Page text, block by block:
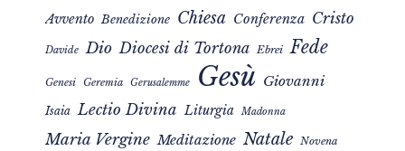
Avvento Benedizione Chiesa Conferenza Cristo
Davide Dio Diocesi di Tortona Ebrei Fede
Genesi Geremia Gerusalemme Gesù Giovanni
Isaia Lectio Divina Liturgia Madonna
Maria Vergine Meditazione Natale Novena